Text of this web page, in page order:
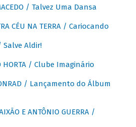
/ Talvez Uma Dansa
CÉU NA TERRA / Cariocando
Salve Aldir!
HORTA / Clube Imaginário
/ Lançamento do Álbum
E ANTÔNIO GUERRA /